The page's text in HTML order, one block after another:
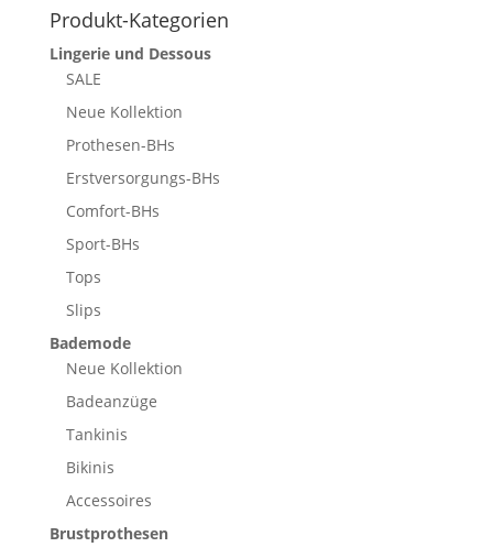
Produkt-Kategorien
Lingerie und Dessous
SALE
Neue Kollektion
Prothesen-BHs
Erstversorgungs-BHs
Comfort-BHs
Sport-BHs
Tops
Slips
Bademode
Neue Kollektion
Badeanzüge
Tankinis
Bikinis
Accessoires
Brustprothesen